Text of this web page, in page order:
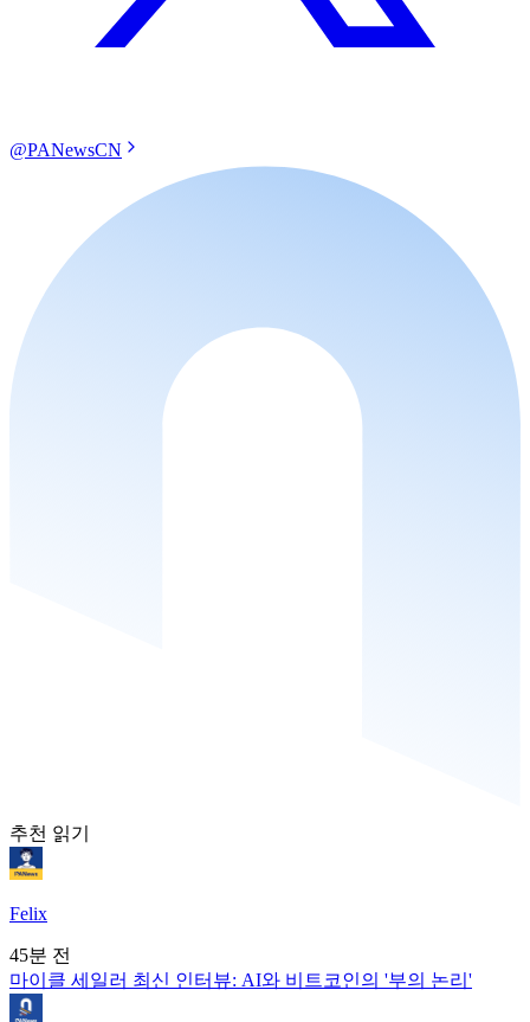
@PANewsCN
추천 읽기
Felix
45분 전
마이클 세일러 최신 인터뷰: AI와 비트코인의 '부의 논리'